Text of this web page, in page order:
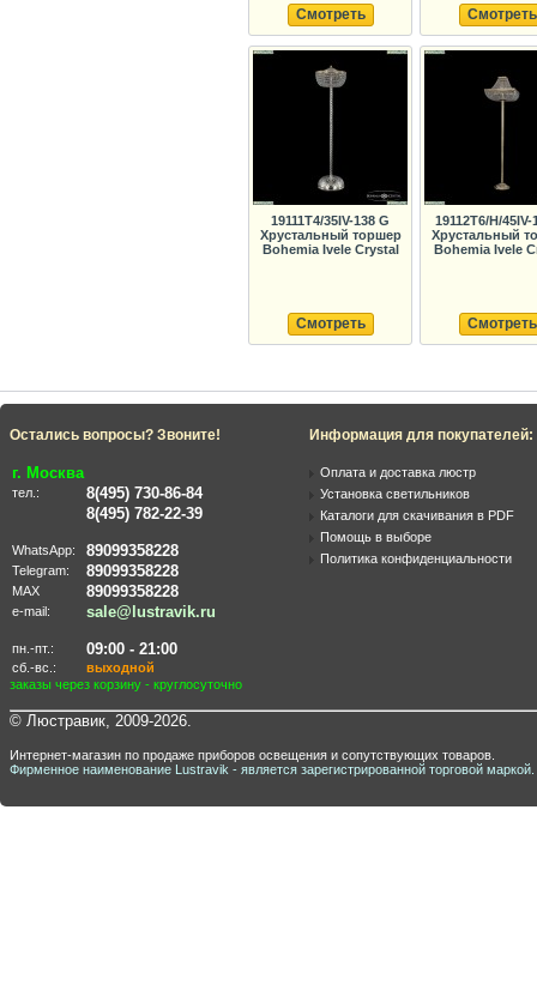
Смотреть Смотреть
19111T4/35IV-138 G
Хрустальный торшер
Bohemia Ivele Crystal
Смотреть
19112T6/H/45IV-
Хрустальный
Bohemia Ivele
Смотреть
Остались вопросы? Звоните!
г. Москва
тел.:
8(495) 730-86-84
8(495) 782-22-39
WhatsApp: 89099358228
Telegram: 89099358228
MAX 89099358228
e-mail: sale@lustravik.ru
пн.-пт.: 09:00 - 21:00
сб.-вс.:
выходной
заказы через корзину - круглосуточно
Информация для покупателей:
Оплата и доставка люстр
Установка светильников
Каталоги для скачивания в PDF
Помощь в выборе
Политика конфиденциальности
© Люстравик, 2009-2026.
Интернет-магазин по продаже приборов освещения и сопутствующих товаров.
Фирменное наименование Lustravik - является зарегистрированной торговой